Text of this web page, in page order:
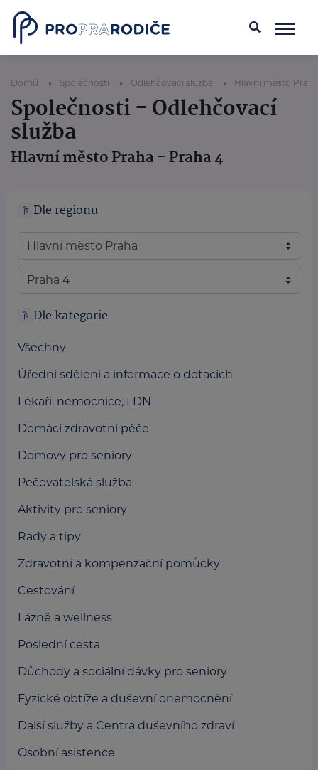
Domů Společnosti Odlehčovací služba Hlavní město Praha
Společnosti - Odlehčovací
služba
Hlavní město Praha - Praha 4
Dle regionu
Dle kategorie
Všechny
Úřední sdělení a informace o dotacích
Lékaři, nemocnice, LDN
Domácí zdravotní péče
Domovy pro seniory
Pečovatelská služba
Aktivity pro seniory
Rady a tipy
Zdravotní a kompenzační pomůcky
Cestování
Lázně a wellness
Poslední cesta
Důchody a sociální dávky pro seniory
Fyzické obtíže a duševní onemocnění
Další služby a Centra duševního zdraví
Osobní asistence